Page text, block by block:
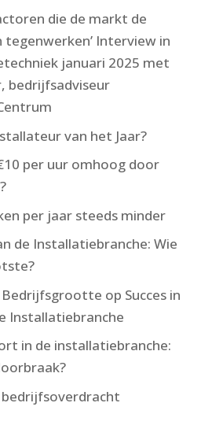
die de markt de
Interview in
januari 2025 met
bedrijfsadviseur
van het Jaar?
per uur omhoog door
per jaar steeds minder
de Installatiebranche: Wie
op Succes in
Installatiebranche
in de installatiebranche:
bedrijfsoverdracht